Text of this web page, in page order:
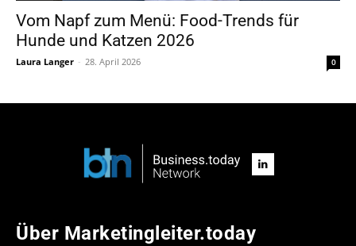
Vom Napf zum Menü: Food-Trends für
Hunde und Katzen 2026
Laura Langer - 28. April 2026 0
Über Marketingleiter.today